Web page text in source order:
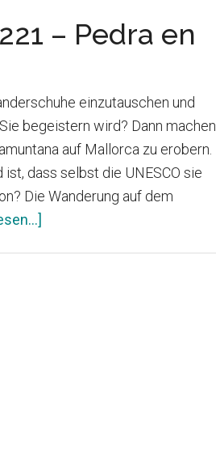
– Pedra en
einzutauschen und
begeistern wird? Dann machen
auf Mallorca zu erobern.
dass selbst die UNESCO sie
Die Wanderung auf dem